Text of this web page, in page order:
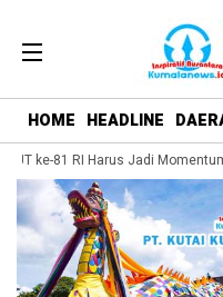
HOME HEADLINE
ke-81 RI Harus Jadi